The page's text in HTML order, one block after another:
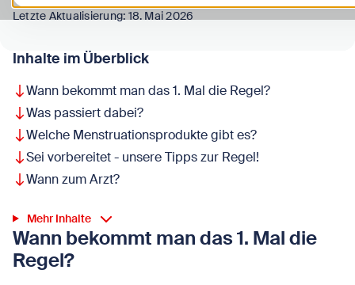
Letzte Aktualisierung: 18. Mai 2026
Inhalte im Überblick
Wann bekommt man das 1. Mal die Regel?
Was passiert dabei?
Welche Menstruationsprodukte gibt es?
Sei vorbereitet - unsere Tipps zur Regel!
Wann zum Arzt?
Mehr Inhalte
Wann bekommt man das 1. Mal die
Regel?